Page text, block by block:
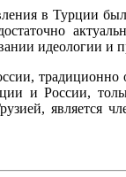
в Турции
идеологии и
и России,
является